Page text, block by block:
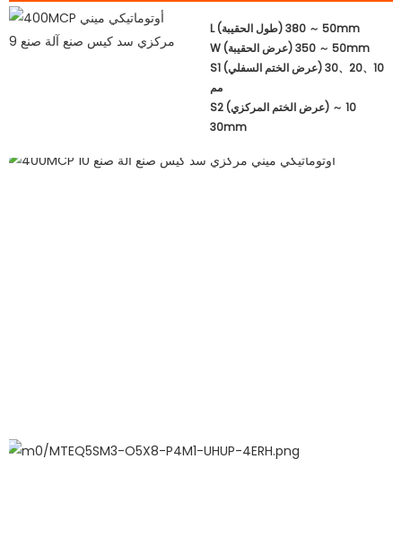
L (طول الحقيبة) 50 ～ 380mm
W (عرض الحقيبة) 50 ～ 350mm
S1 (عرض الختم السفلي) 10、20、30
مم
S2 (عرض الختم المركزي) 10 ～
30mm